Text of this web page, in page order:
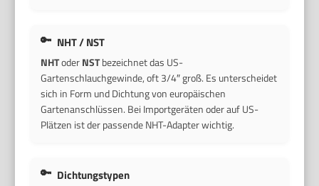
NHT / NST
NHToderNSTbezeichnet das US-
Gartenschlauchgewinde, oft 3/4″ groß. Es unterscheidet
sich in Form und Dichtung von europäischen
Gartenanschlüssen. Bei Importgeräten oder auf US-
Plätzen ist der passende NHT-Adapter wichtig.
Dichtungstypen